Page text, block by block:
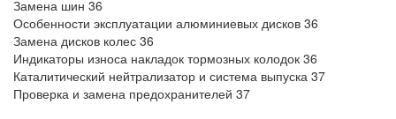
Замена шин 36
Особенности эксплуатации алюминиевых дисков 36
Замена дисков колес 36
Индикаторы износа накладок тормозных колодок 36
Каталитический нейтрализатор и система выпуска 37
Проверка и замена предохранителей 37